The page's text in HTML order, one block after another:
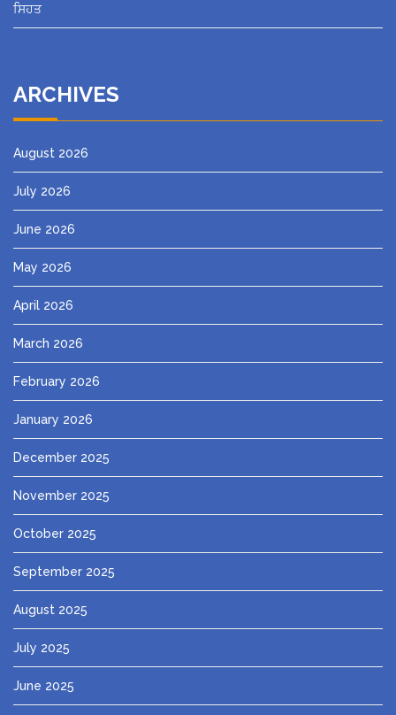
ਸਿਹਤ
ARCHIVES
August 2026
July 2026
June 2026
May 2026
April 2026
March 2026
February 2026
January 2026
December 2025
November 2025
October 2025
September 2025
August 2025
July 2025
June 2025